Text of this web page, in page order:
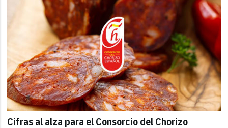
Cifras al alza para el Consorcio del Chorizo